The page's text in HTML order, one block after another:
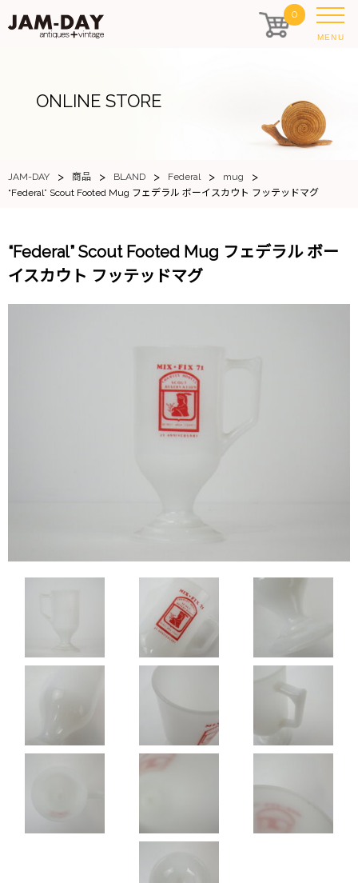
0
MENU
ONLINE STORE
JAM-DAY > 商品 > BLAND > Federal > mug >
“Federal” Scout Footed Mug フェデラル ボーイスカウト フッテッドマグ
“Federal” Scout Footed Mug フェデラル ボー
イスカウト フッテッドマグ